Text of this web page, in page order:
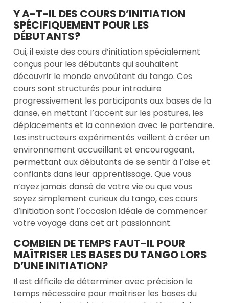
Y A-T-IL DES COURS D’INITIATION
SPÉCIFIQUEMENT POUR LES
DÉBUTANTS?
Oui, il existe des cours d’initiation spécialement
conçus pour les débutants qui souhaitent
découvrir le monde envoûtant du tango. Ces
cours sont structurés pour introduire
progressivement les participants aux bases de la
danse, en mettant l’accent sur les postures, les
déplacements et la connexion avec le partenaire.
Les instructeurs expérimentés veillent à créer un
environnement accueillant et encourageant,
permettant aux débutants de se sentir à l’aise et
confiants dans leur apprentissage. Que vous
n’ayez jamais dansé de votre vie ou que vous
soyez simplement curieux du tango, ces cours
d’initiation sont l’occasion idéale de commencer
votre voyage dans cet art passionnant.
COMBIEN DE TEMPS FAUT-IL POUR
MAÎTRISER LES BASES DU TANGO LORS
D’UNE INITIATION?
Il est difficile de déterminer avec précision le
temps nécessaire pour maîtriser les bases du